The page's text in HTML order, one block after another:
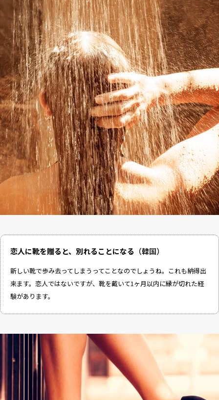
恋人に靴を贈ると、別れることになる （韓国）
新しい靴で歩み去ってしまうってことなのでしょうね。これも納得出
来ます。恋人ではないですが、靴を戴いて1ヶ月以内に縁が切れた経
験があります。